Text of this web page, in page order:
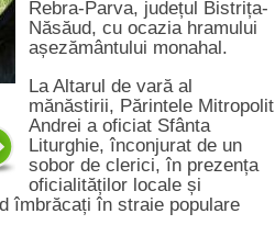
Rebra-Parva, județul Bistrița-
Năsăud, cu ocazia hramului
așezământului monahal.
La Altarul de vară al
mănăstirii, Părintele Mitropolit
Andrei a oficiat Sfânta
Liturghie, înconjurat de un
sobor de clerici, în prezența
oficialităților locale și
îmbrăcați în straie populare